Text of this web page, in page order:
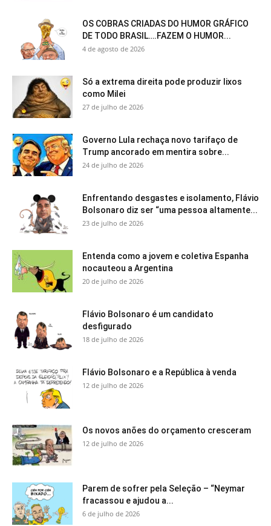
OS COBRAS CRIADAS DO HUMOR GRÁFICO
DE TODO BRASIL….FAZEM O HUMOR...
4 de agosto de 2026
Só a extrema direita pode produzir lixos
como Milei
27 de julho de 2026
Governo Lula rechaça novo tarifaço de
Trump ancorado em mentira sobre...
24 de julho de 2026
Enfrentando desgastes e isolamento, Flávio
Bolsonaro diz ser “uma pessoa altamente...
23 de julho de 2026
Entenda como a jovem e coletiva Espanha
nocauteou a Argentina
20 de julho de 2026
Flávio Bolsonaro é um candidato
desfigurado
18 de julho de 2026
Flávio Bolsonaro e a República à venda
12 de julho de 2026
Os novos anões do orçamento cresceram
12 de julho de 2026
Parem de sofrer pela Seleção – “Neymar
fracassou e ajudou a...
6 de julho de 2026